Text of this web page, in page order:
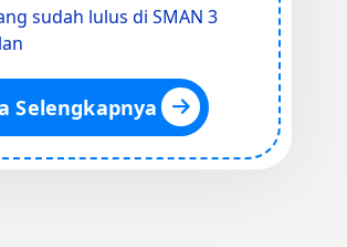
sudah lulus di SMAN 3
Selengkapnya